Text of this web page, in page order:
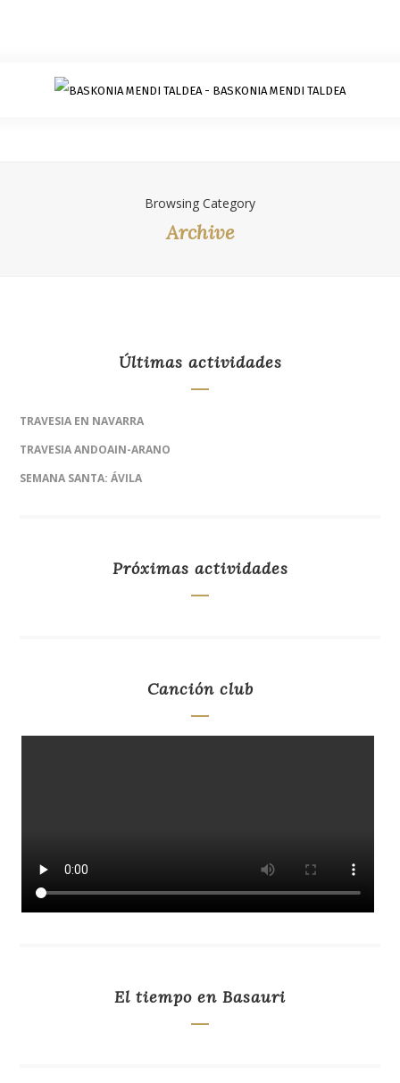
Browsing Category
Archive
Últimas actividades
TRAVESIA EN NAVARRA
TRAVESIA ANDOAIN-ARANO
SEMANA SANTA: ÁVILA
Próximas actividades
Canción club
El tiempo en Basauri